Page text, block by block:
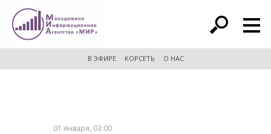
расширенный поиск
В ЭФИРЕ КОРСЕТЬ О НАС
01 января, 03:00